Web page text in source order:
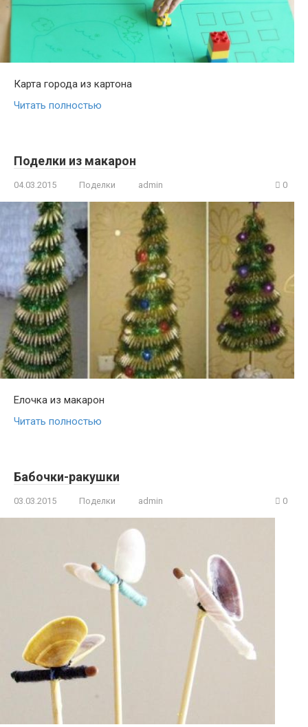
Карта города из картона
Читать полностью
Поделки из макарон
04.03.2015 Поделки admin 0
Елочка из макарон
Читать полностью
Бабочки-ракушки
03.03.2015 Поделки admin 0